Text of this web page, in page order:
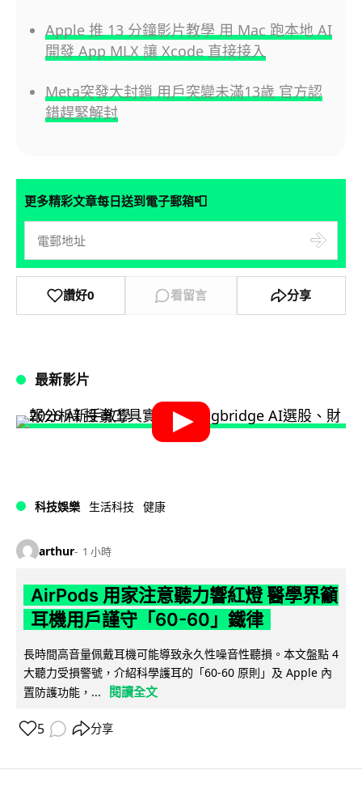
Apple 推 13 分鐘影片教學 用 Mac 跑本地 AI
開發 App MLX 讓 Xcode 直接接入
Meta突發大封鎖 用戶突變未滿13歲 官方認
錯趕緊解封
更多精彩文章每日送到電子郵箱📮
讚好0 看留言 分享
最新影片
科技娛樂 生活科技 健康
arthur 1 小時
AirPods 用家注意聽力響紅燈 醫學界籲
耳機用戶謹守「60-60」鐵律
長時間高音量佩戴耳機可能導致永久性噪音性聽損。本文盤點 4
大聽力受損警號，介紹科學護耳的「60-60 原則」及 Apple 內
置防護功能，...
閱讀全文
5 分享